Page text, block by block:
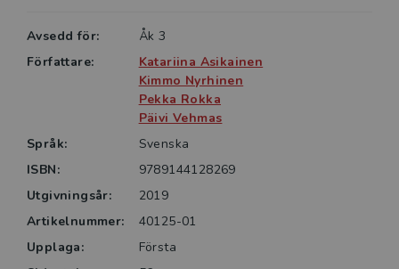
Avsedd för:
Åk 3
Författare:
Katariina Asikainen
Kimmo Nyrhinen
Pekka Rokka
Päivi Vehmas
Språk:
Svenska
ISBN:
9789144128269
Utgivningsår:
2019
Artikelnummer:
40125-01
Upplaga:
Första